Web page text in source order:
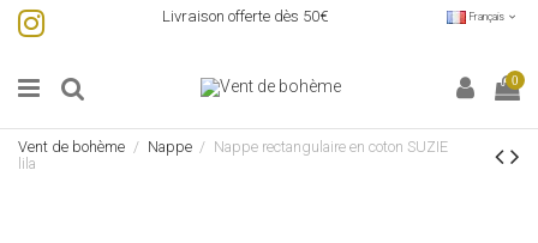
Livraison offerte dès 50€ Français
0
Vent de bohème Nappe
Nappe rectangulaire en coton SUZIE
lila